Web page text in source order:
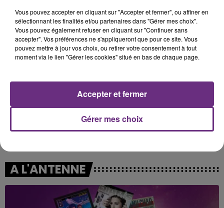
11h50
11h50 11h45
11h45
A L'ANTENNE
Vous pouvez accepter en cliquant sur "Accepter et fermer", ou affiner en
sélectionnant les finalités et/ou partenaires dans "Gérer mes choix".
Vous pouvez également refuser en cliquant sur "Continuer sans
accepter". Vos préférences ne s'appliqueront que pour ce site. Vous
pouvez mettre à jour vos choix, ou retirer votre consentement à tout
moment via le lien "Gérer les cookies" situé en bas de chaque page.
Gérer mes choix
Accepter et fermer